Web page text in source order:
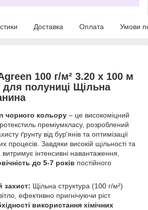
Доставка Оплата Умови
100 г/м² 3.20 х 100 м
для полуниці Щільна
чорного кольору – це високоміцний
преміумкласу, розроблений
ґрунту від бур'янів та оптимізації
процесів. Завдяки високій щільності та
витримує інтенсивні навантаження,
до 5-7 років постійного
захист: Щільна структура (100 г/м²)
ефективно пригнічуючи ріст
використання хімічних